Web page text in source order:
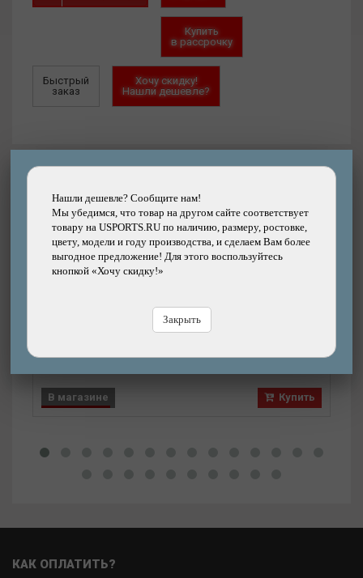
Нашли дешевле? Сообщите нам!
Мы убедимся, что товар на другом сайте соответствует
товару на USPORTS.RU по наличию, размеру, ростовке,
цвету, модели и году производства, и сделаем Вам более
выгодное предложение! Для этого воспользуйтесь
кнопкой «Хочу скидку!»
Закрыть
Купить
в рассрочку
Быстрый
заказ
Хочу скидку!
Нашли дешевле?
Другие товары каталога
Подробнее
регулируемая, 80 мм D
Бренд: RST
Цена: 11750р.
Купить
В магазине
КАК ОПЛАТИТЬ?